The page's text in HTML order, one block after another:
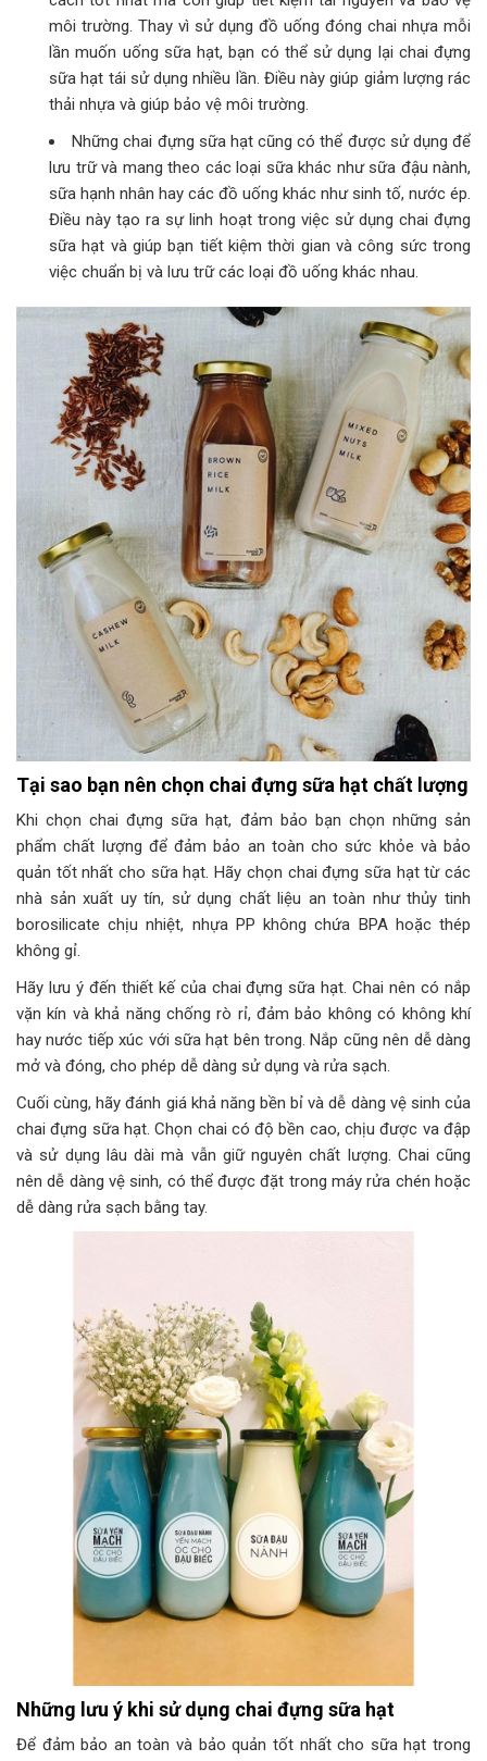
môi trường. Thay vì sử dụng đồ uống đóng chai nhựa mỗi
lần muốn uống sữa hạt, bạn có thể sử dụng lại chai đựng
sữa hạt tái sử dụng nhiều lần. Điều này giúp giảm lượng rác
thải nhựa và giúp bảo vệ môi trường.
Những chai đựng sữa hạt cũng có thể được sử dụng để
lưu trữ và mang theo các loại sữa khác như sữa đậu nành,
sữa hạnh nhân hay các đồ uống khác như sinh tố, nước ép.
Điều này tạo ra sự linh hoạt trong việc sử dụng chai đựng
sữa hạt và giúp bạn tiết kiệm thời gian và công sức trong
việc chuẩn bị và lưu trữ các loại đồ uống khác nhau.
Tại sao bạn nên chọn chai đựng sữa hạt chất lượng
Khi chọn chai đựng sữa hạt, đảm bảo bạn chọn những sản
phẩm chất lượng để đảm bảo an toàn cho sức khỏe và bảo
quản tốt nhất cho sữa hạt. Hãy chọn chai đựng sữa hạt từ các
nhà sản xuất uy tín, sử dụng chất liệu an toàn như thủy tinh
borosilicate chịu nhiệt, nhựa PP không chứa BPA hoặc thép
không gỉ.
Hãy lưu ý đến thiết kế của chai đựng sữa hạt. Chai nên có nắp
vặn kín và khả năng chống rò rỉ, đảm bảo không có không khí
hay nước tiếp xúc với sữa hạt bên trong. Nắp cũng nên dễ dàng
mở và đóng, cho phép dễ dàng sử dụng và rửa sạch.
Cuối cùng, hãy đánh giá khả năng bền bỉ và dễ dàng vệ sinh của
chai đựng sữa hạt. Chọn chai có độ bền cao, chịu được va đập
và sử dụng lâu dài mà vẫn giữ nguyên chất lượng. Chai cũng
nên dễ dàng vệ sinh, có thể được đặt trong máy rửa chén hoặc
dễ dàng rửa sạch bằng tay.
Những lưu ý khi sử dụng chai đựng sữa hạt
Để đảm bảo an toàn và bảo quản tốt nhất cho sữa hạt trong